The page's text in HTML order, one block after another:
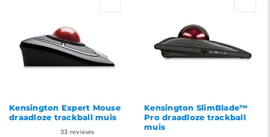
Nieuwste producten
Laagste prijs
Hoogste prijs
Kensington Expert Mouse
draadloze trackball muis
33 reviews
Kensington SlimBlade™
Pro draadloze trackball
muis